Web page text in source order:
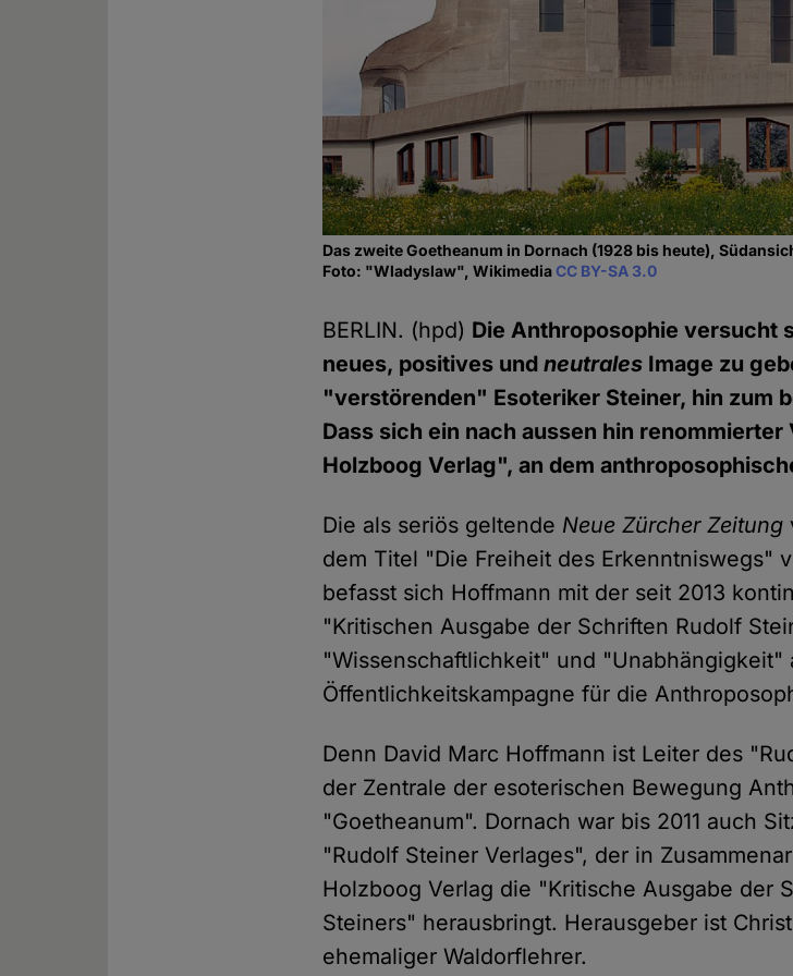
Das zweite Goetheanum in Dornach (1928 bis heute),
Foto: "Wladyslaw", WikimediaCC BY-SA 3.0
BERLIN. (hpd) Die Anthroposophie versucht
neues, positives undneutrales Image zu
"verstörenden" Esoteriker Steiner, hin zum
Dass sich ein nach aussen hin
Holzboog Verlag", an dem
Die als seriös geltende Neue Zürcher Zeitung
dem Titel "Die Freiheit des Erkenntniswegs"
befasst sich Hoffmann mit der seit 2013
"Kritischen Ausgabe der Schriften Rudolf
"Wissenschaftlichkeit" und "Unabhängigkeit"
Öffentlichkeitskampagne für die
Denn David Marc Hoffmann ist Leiter des
der Zentrale der esoterischen Bewegung
"Goetheanum". Dornach war bis 2011 auch
"Rudolf Steiner Verlages", der in
Holzboog Verlag die "Kritische Ausgabe der
Steiners" herausbringt. Herausgeber ist
ehemaliger Waldorflehrer.